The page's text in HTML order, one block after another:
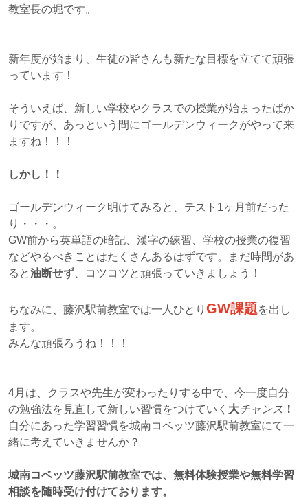
教室長の堀です。
新年度が始まり、生徒の皆さんも新たな目標を立てて頑張
っています！
そういえば、新しい学校やクラスでの授業が始まったばか
りですが、あっという間にゴールデンウィークがやって来
ますね！！！
しかし！！
ゴールデンウィーク明けてみると、テスト1ヶ月前だった
り・・・。
GW前から英単語の暗記、漢字の練習、学校の授業の復習
などやるべきことはたくさんあるはずです。まだ時間があ
ると油断せず 、コツコツと頑張っていきましょう！
ちなみに、藤沢駅前教室では一人ひとり GW課題を出し
ます。
みんな頑張ろうね！！！
4月は、クラスや先生が変わったりする中で、今一度自分
の勉強法を見直して新しい習慣をつけていく 大チャンス ！
自分にあった学習習慣を城南コベッツ藤沢駅前教室にて一
緒に考えていきませんか？
城南コベッツ藤沢駅前教室では、無料体験授業や無料学習
相談を随時受け付けております。